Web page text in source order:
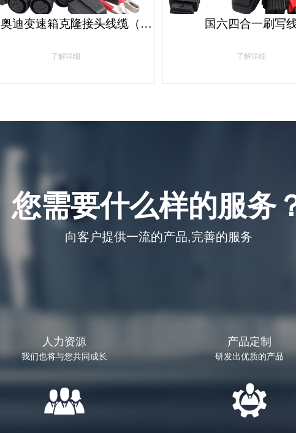
大众奥迪变速箱克隆接头线缆（适应DQ250/DQ200/VL381/VL300/DQ500/DL501等）
了解详细
国六四合一刷写
了解详细
您需要什么样的服务
向客户提供一流的产品,完善的服务
人力资源
我们也将与您共同成长
产品定制
研发出优质的产品